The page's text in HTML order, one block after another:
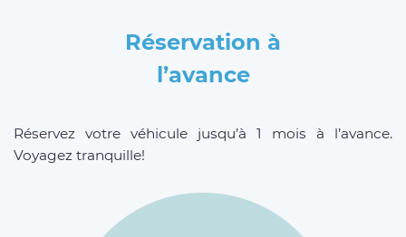
Réservation à
l’avance
Réservez votre véhicule jusqu’à 1 mois à l’avance.
Voyagez tranquille!